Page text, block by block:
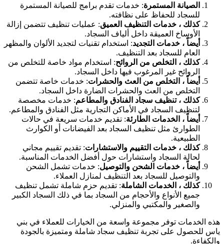
الصيانة المستمرة: خدمات تقدم برامج للصيانة المستمرة
للسجاد للحفاظ على نظافته.
كذلك ، خدمات التنظيف العميق: عمليات تنظيف تتضمن إزالة
الأوساخ العميقة داخل ألياف السجاد.
أيضاً ، خدمات التجديد: استخدام تقنيات لتجديد الألوان والمظهر
العام للسجاد بعد التنظيف.
كذلك ، التخلص من الروائح: استخدام مواد خاصة للتخلص من
الروائح غير المرغوب فيها داخل السجاد.
أيضاً ، التخلص من العث والحشرات: خدمات خاصة تتضمن
التخلص من العث والحشرات الضارة داخل السجاد.
كذلك ، تنظيف سجاد الفنادق والمطاعم: خدمات مخصصة
لتنظيف السجاد في الأماكن التجارية مثل الفنادق والمطاعم.
أيضاً ، الخدمات الطارئة: تقديم خدمات سريعة في حالات
الطوارئ مثل تنظيف السجاد بعد الفيضانات أو الكوارث
الطبيعية.
كذلك ، خدمات التقييم والاستشارات: تقديم تقييم مجاني
لحالة السجاد واستشارات حول أفضل الخدمات المناسبة.
أيضاً ، خدمات الشحن والتوصيل: خدمات تشمل الشحن
والتوصيل للسجاد بعد التنظيف لمنازل العملاء.
كذلك ، الخدمات الشاملة: تقديم حزم شاملة تشمل تنظيف
جميع الأنواع والأحجام من السجاد بما في ذلك السجاد الكبير
والصغير والمكتبي والمنزلي.
هذه الخدمات توفر مجموعة واسعة من الخيارات للعملاء في بني
ياس للحصول على تجربة تنظيف سجاد شاملة ومتميزة بالجودة
والكفاءة.